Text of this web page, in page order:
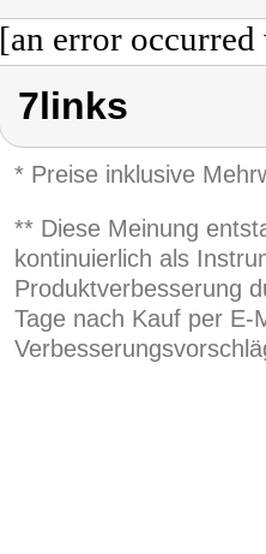
[an error
7links
* Preise inklusive
** Diese Meinung
kontinuierlich als
Produktverbesserung
Tage nach Kauf per E-